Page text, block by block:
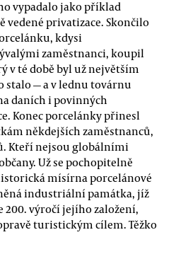
vypadalo jako příklad
vedené privatizace. Skončilo
kdysi
zaměstnanci, koupil
v té době byl už největším
stalo — a v lednu továrnu
daních i povinných
Konec porcelánky přinesl
někdejších zaměstnanců,
Kteří nejsou globálními
Už se pochopitelně
mísírna porcelánové
industriální památka, jíž
200. výročí jejího založení,
turistickým cílem. Těžko